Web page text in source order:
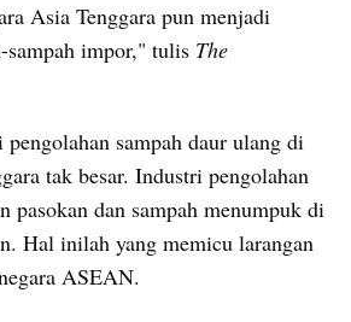
Asia Tenggara pun menjadi
sampah impor," tulis The
pengolahan sampah daur ulang di
tak besar. Industri pengolahan
pasokan dan sampah menumpuk di
Hal inilah yang memicu larangan
ASEAN.